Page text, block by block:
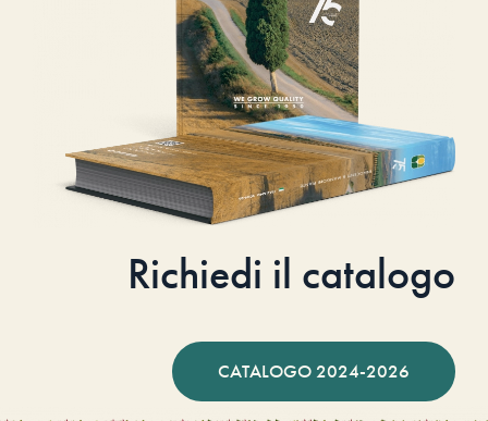
Richiedi il catalogo
CATALOGO 2024-2026